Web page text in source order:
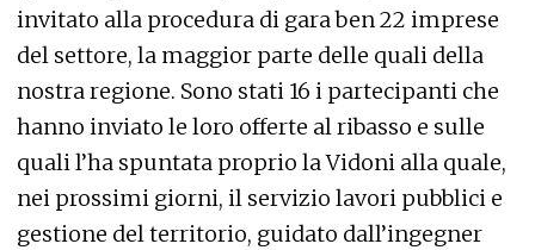
invitato alla procedura di gara ben 22 imprese
del settore, la maggior parte delle quali della
nostra regione. Sono stati 16 i partecipanti che
hanno inviato le loro offerte al ribasso e sulle
quali l’ha spuntata proprio la Vidoni alla quale,
nei prossimi giorni, il servizio lavori pubblici e
gestione del territorio, guidato dall’ingegner